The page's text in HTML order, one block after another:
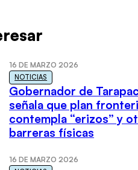
16 DE MARZO 2026
NOTICIAS
Gobernador de
señala que plan
contempla “erizos” y
barreras físicas
16 DE MARZO 2026